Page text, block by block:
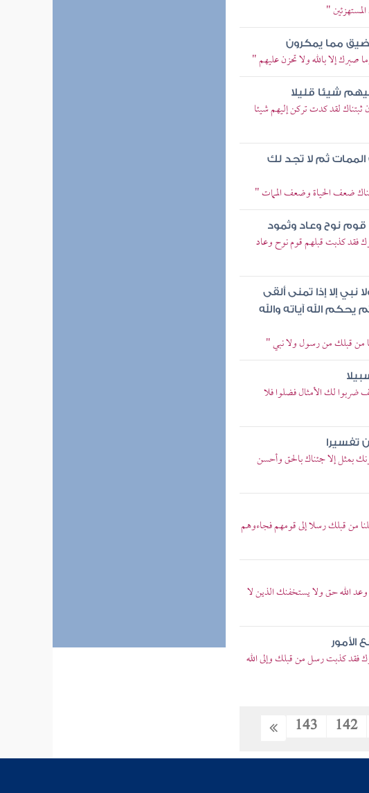
"
ضيق مما يمكرون
صبرك إلا بالله ولا تحزن عليهم "
شيئا قليلا
ثبتناك لقد كدت تركن إليهم شيئا
ثم لا تجد لك
ضعف الحياة وضعف الممات "
نوح وعاد وثمود
فقد كذبت قبلهم قوم نوح وعاد
إلا إذا تمنى ألقى
الله آياته والله
من قبلك من رسول ولا نبي "
ضربوا لك الأمثال فضلوا فلا
تفسيرا
بمثل إلا جئناك بالحق وأحسن
من قبلك رسلا إلى قومهم فجاءوهم
الله حق ولا يستخفنك الذين لا
فقد كذبت رسل من قبلك وإلى الله
142
143